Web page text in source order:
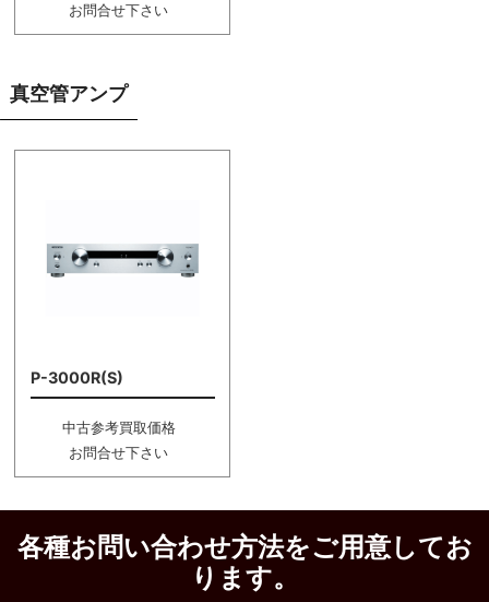
お問合せ下さい
真空管アンプ
P-3000R(S)
中古参考買取価格
お問合せ下さい
各種お問い合わせ方法をご用意してお
ります。